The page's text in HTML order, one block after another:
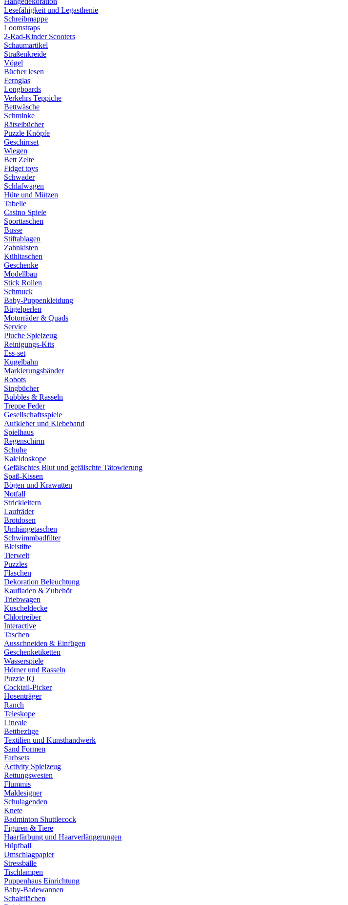
Lesefähigkeit und Legasthenie
Schreibmappe
Loomstraps
2-Rad-Kinder Scooters
Schaumartikel
Straßenkreide
Vögel
Bücher lesen
Fernglas
Longboards
Verkehrs Teppiche
Bettwäsche
Schminke
Rätselbücher
Puzzle Knöpfe
Geschirrset
Wiegen
Bett Zelte
Fidget toys
Schwader
Schlafwagen
Hüte und Mützen
Tabelle
Casino Spiele
Sporttaschen
Busse
Stiftablagen
Zahnkisten
Kühltaschen
Geschenke
Modellbau
Stick Rollen
Schmuck
Baby-Puppenkleidung
Bügelperlen
Motorräder & Quads
Service
Pluche Spielzeug
Reinigungs-Kits
Ess-set
Kugelbahn
Markierungsbänder
Robots
Singbücher
Bubbles & Rasseln
Treppe Feder
Gesellschaftsspiele
Aufkleber und Klebeband
Spielhaus
Regenschirm
Schuhe
Kaleidoskope
Gefälschtes Blut und gefälschte Tätowierung
Spaß-Kissen
Bögen und Krawatten
Notfall
Strickleitern
Laufräder
Brotdosen
Umhängetaschen
Schwimmbadfilter
Bleistifte
Tierwelt
Puzzles
Flaschen
Dekoration Beleuchtung
Kaufladen & Zubehör
Triebwagen
Kuscheldecke
Chlortreiber
Interactive
Taschen
Ausschneiden & Einfügen
Geschenketiketten
Wasserspiele
Hörner und Rasseln
Puzzle IQ
Cocktail-Picker
Hosenträger
Ranch
Teleskope
Lineale
Bettbezüge
Textilien und Kunsthandwerk
Sand Formen
Farbsets
Activity Spielzeug
Rettungswesten
Flummis
Maldesigner
Schulagenden
Knete
Badminton Shuttlecock
Figuren & Tiere
Haarfärbung und Haarverlängerungen
Hüpfball
Umschlagpapier
Stressbälle
Tischlampen
Puppenhaus Einrichtung
Baby-Badewannen
Schaltflächen